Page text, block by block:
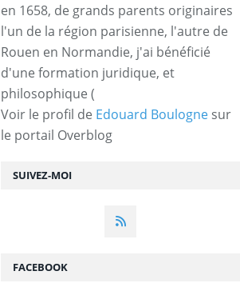
SUIVEZ-MOI
en 1658, de grands parents originaires
l'un de la région parisienne, l'autre de
Rouen en Normandie, j'ai bénéficié
d'une formation juridique, et
philosophique (
Voir le profil de Edouard Boulogne sur
le portail Overblog
FACEBOOK